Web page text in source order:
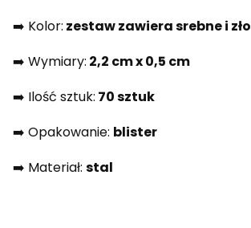
➡️ Kolor: zestaw zawiera srebne i
➡️ Wymiary: 2,2 cm x 0,5 cm
➡️ Ilość sztuk: 70 sztuk
➡️ Opakowanie: blister
➡️ Materiał: stal